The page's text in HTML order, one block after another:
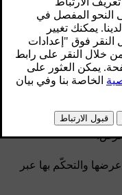
العدّادات.
مثل التحكّم بالمناخ
الضغط على الرموز
والتحكّم بها عبر